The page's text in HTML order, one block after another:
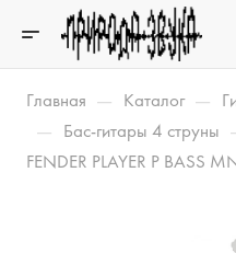
Главная — Каталог —
— Бас-гитары 4 струны
FENDER PLAYER P BASS